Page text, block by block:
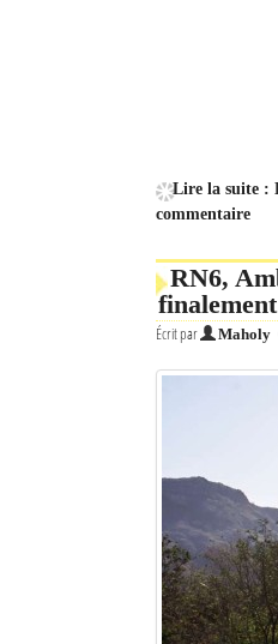
Lire la suite :
commentaire
RN6,
Écrit par Maholy